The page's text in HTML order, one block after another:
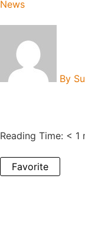
News
By
Reading Time: < 1
Favorite